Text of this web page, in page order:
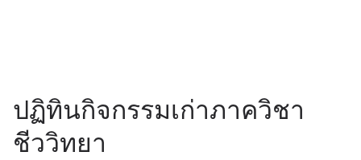
ปฏิทินกิจกรรมเก่าภาควิชา
ชีววิทยา